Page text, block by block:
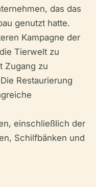
das das
genutzt hatte.
Kampagne der
Tierwelt zu
Zugang zu
Restaurierung
einschließlich der
Schilfbänken und